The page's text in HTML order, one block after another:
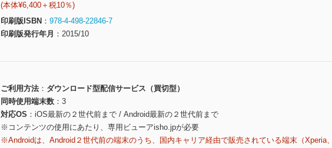
(本体¥6,400＋税10％)
印刷版ISBN
978-4-498-22846-7
印刷版発行年月
2015/10
ご利用方法
ダウンロード型配信サービス（買切型）
同時使用端末数
3
対応OS
iOS最新の２世代前まで / Android最新の２世代前まで
※コンテンツの使用にあたり、専用ビューアisho.jpが必要
※Androidは、Android２世代前の端末のうち、国内キャリア経由で販売されている端末（Xperia